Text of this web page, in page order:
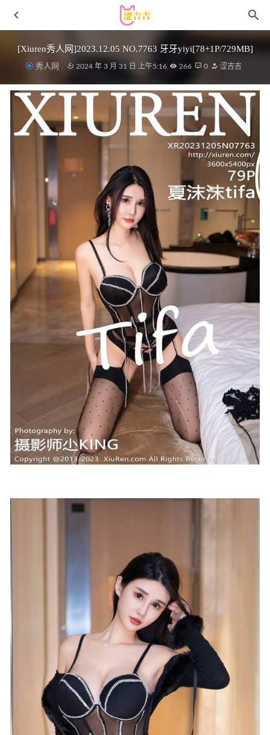
[Xiuren秀人网]2023.12.05 NO.7763 牙牙yiyi[78+1P/729MB]
秀人网 2024 年 3 月 31 日 上午5:16 266 0 涩吉吉
[Xiuren秀人网]2023.09.08 NO.7362 周于希
Sally[94+1P/1.08GB]
2024-05-30
Angela小热巴 – 写真图片合集【持续更新中】 2024-05-27
起司块wii – NO.20 需库夫泳装[20P/138MB]
2022-05-06
[微密圈]铁锤姐姐 – 首组嘉宾[18P1V-172MB] 2023-06-12
AT鲨 – NO.35 足球宝贝[30P-126M] 2024-10-30